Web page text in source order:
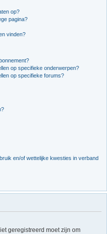
op?
pagina?
vinden?
op specifieke onderwerpen?
op specifieke forums?
en/of wettelijke kwesties in verband
geregistreerd moet zijn om